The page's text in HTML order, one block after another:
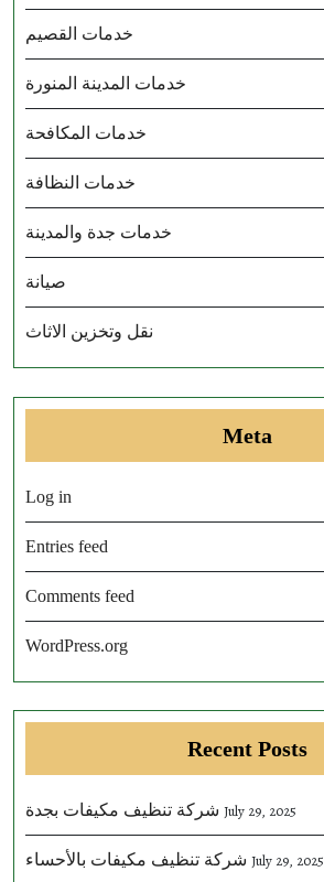
خدمات القصيم
خدمات المدينة المنورة
خدمات المكافحة
خدمات النظافة
خدمات جدة والمدينة
صيانة
نقل وتخزين الاثاث
Meta
Log in
Entries feed
Comments feed
WordPress.org
Recent Posts
شركة تنظيف مكيفات بجدة July 29, 2025
شركة تنظيف مكيفات بالأحساء July 29, 2025